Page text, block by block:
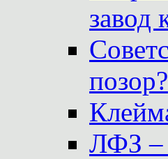
завод
позор?
ЛФЗ –